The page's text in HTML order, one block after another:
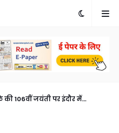
106वीं जयंती पर इंदौर में